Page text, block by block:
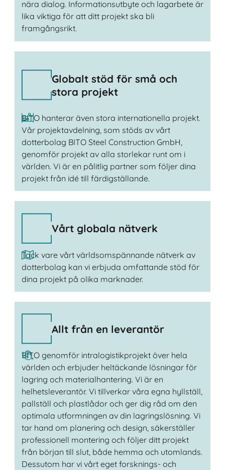
nära dialog. Informationsutbyte och lagarbete är
lika viktiga för att ditt projekt ska bli
framgångsrikt.
Globalt stöd för små och
stora projekt
BITO hanterar även stora internationella projekt.
Vår projektavdelning, som stöds av vårt
dotterbolag BITO Steel Construction GmbH,
genomför projekt av alla storlekar runt om i
världen. Vi är en pålitlig partner som följer dina
projekt från idé till färdigställande.
Vårt globala nätverk
Tack vare vårt världsomspännande nätverk av
dotterbolag kan vi erbjuda omfattande stöd för
dina projekt på olika marknader.
Allt från en leverantör
BITO genomför intralogistikprojekt över hela
världen och erbjuder heltäckande lösningar för
lagring och materialhantering. Vi är en
helhetsleverantör. Vi tillverkar våra egna hyllställ,
pallställ och plastlådor och ger dig råd om den
optimala utformningen av din lagringslösning. Vi
tar hand om planering och design, säkerställer
professionell montering och följer ditt projekt
från början till slut, både hemma och utomlands.
Dessutom har vi vårt eget forsknings- och